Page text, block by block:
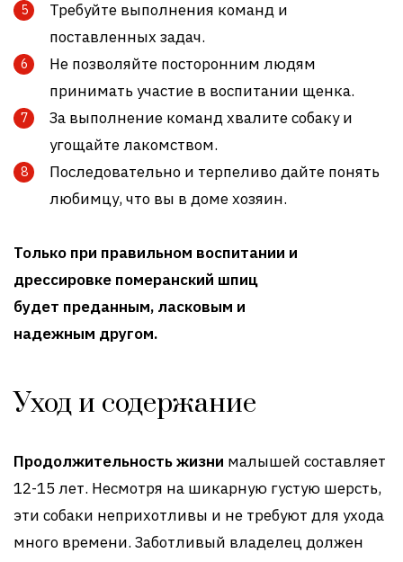
Требуйте выполнения команд и
поставленных задач.
Не позволяйте посторонним людям
принимать участие в воспитании щенка.
За выполнение команд хвалите собаку и
угощайте лакомством.
Последовательно и терпеливо дайте понять
любимцу, что вы в доме хозяин.
Только при правильном воспитании и
дрессировке померанский шпиц
будет преданным, ласковым и
надежным другом.
Уход и содержание
Продолжительность жизни малышей составляет
12-15 лет. Несмотря на шикарную густую шерсть,
эти собаки неприхотливы и не требуют для ухода
много времени. Заботливый владелец должен